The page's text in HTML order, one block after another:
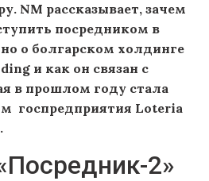
NM рассказывает, зачем
посредником в
о болгарском холдинге
и как он связан с
в прошлом году стала
госпредприятия Loteria
2»